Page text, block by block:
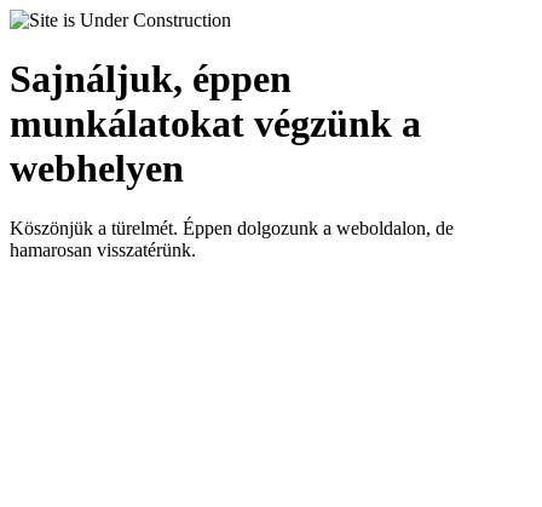
Sajnáljuk, éppen
munkálatokat végzünk a
webhelyen
Köszönjük a türelmét. Éppen dolgozunk a weboldalon, de
hamarosan visszatérünk.